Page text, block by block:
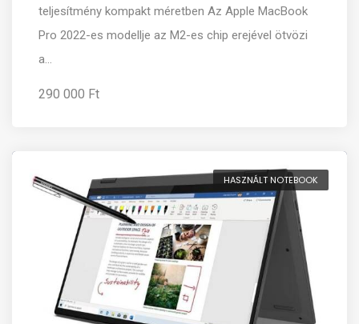
teljesítmény kompakt méretben Az Apple MacBook
Pro 2022-es modellje az M2-es chip erejével ötvözi
a...
290 000 Ft
HASZNÁLT NOTEBOOK